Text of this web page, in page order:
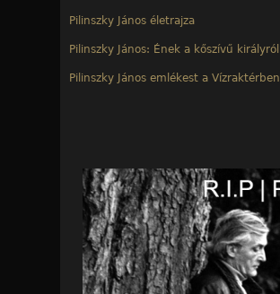
Pilinszky János életrajza
Pilinszky János: Ének a kőszívű királyról
Pilinszky János emlékest a Vízraktérben